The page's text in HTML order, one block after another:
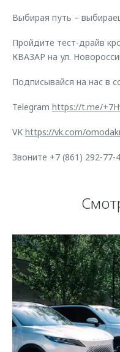
Выбирая путь –
Пройдите тест-драйв
КВАЗАР на ул.
Подписывайся на нас в
Telegram https://t.me/
VK https://vk.com/
Звоните +7 (861) 292-77-